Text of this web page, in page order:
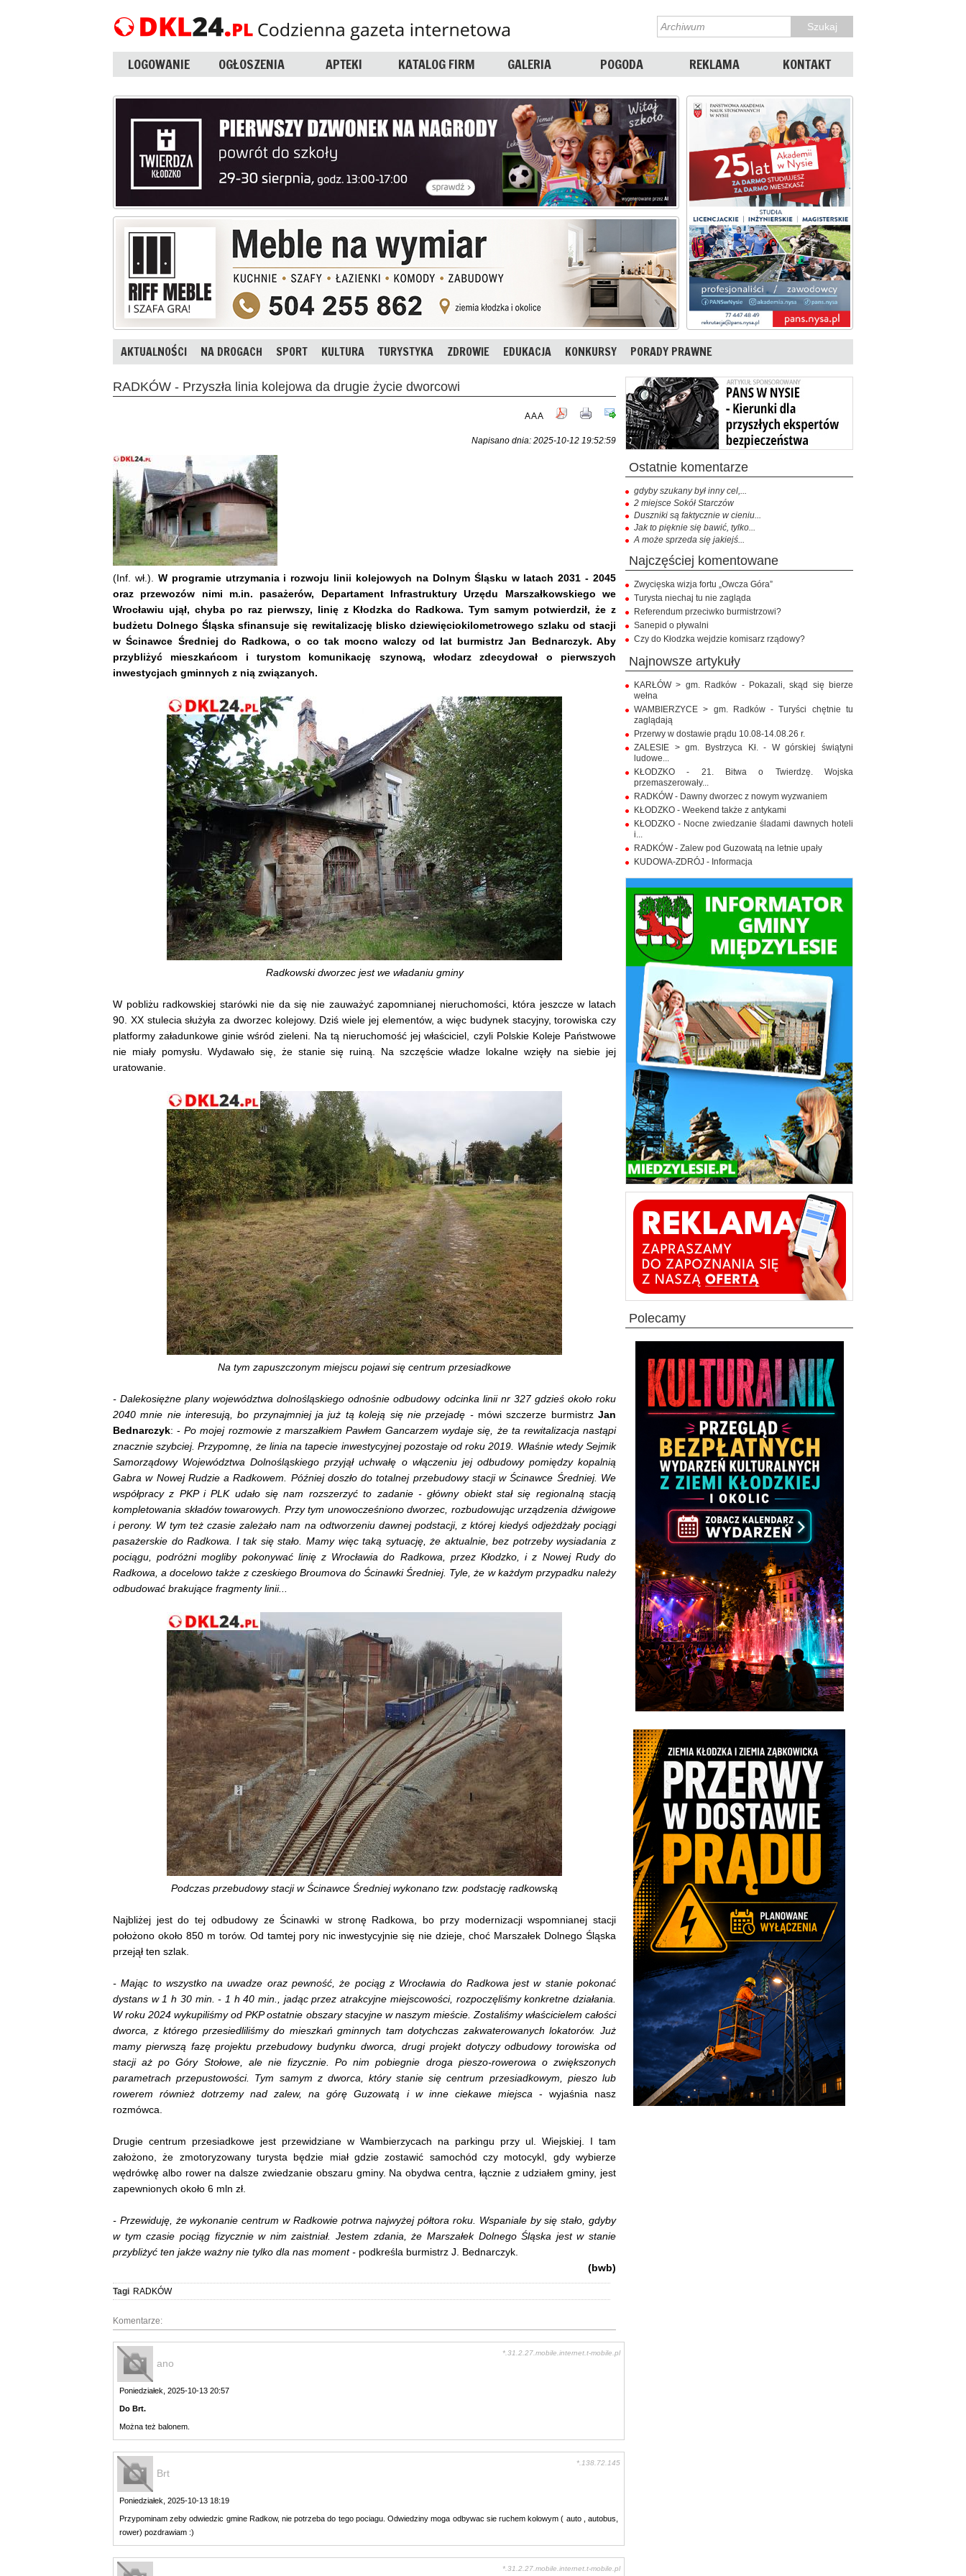
LOGOWANIE OGŁOSZENIA APTEKI KATALOG FIRM GALERIA POGODA REKLAMA KONTAKT
AKTUALNOŚCI NA DROGACH SPORT KULTURA TURYSTYKA ZDROWIE EDUKACJA KONKURSY PORADY PRAWNE
RADKÓW - Przyszła linia kolejowa da drugie życie dworcowi
AAA
Napisano dnia: 2025-10-12 19:52:59
(Inf. wł.). W programie utrzymania i rozwoju linii kolejowych na Dolnym Śląsku w latach 2031 - 2045
oraz przewozów nimi m.in. pasażerów, Departament Infrastruktury Urzędu Marszałkowskiego we
Wrocławiu ujął, chyba po raz pierwszy, linię z Kłodzka do Radkowa. Tym samym potwierdził, że z
budżetu Dolnego Śląska sfinansuje się rewitalizację blisko dziewięciokilometrowego szlaku od stacji
w Ścinawce Średniej do Radkowa, o co tak mocno walczy od lat burmistrz Jan Bednarczyk. Aby
przybliżyć mieszkańcom i turystom komunikację szynową, włodarz zdecydował o pierwszych
inwestycjach gminnych z nią związanych.
Radkowski dworzec jest we władaniu gminy
W pobliżu radkowskiej starówki nie da się nie zauważyć zapomnianej nieruchomości, która jeszcze w latach
90. XX stulecia służyła za dworzec kolejowy. Dziś wiele jej elementów, a więc budynek stacyjny, torowiska czy
platformy załadunkowe ginie wśród zieleni. Na tą nieruchomość jej właściciel, czyli Polskie Koleje Państwowe
nie miały pomysłu. Wydawało się, że stanie się ruiną. Na szczęście władze lokalne wzięły na siebie jej
uratowanie.
Na tym zapuszczonym miejscu pojawi się centrum przesiadkowe
- Dalekosiężne plany województwa dolnośląskiego odnośnie odbudowy odcinka linii nr 327 gdzieś około roku
2040 mnie nie interesują, bo przynajmniej ja już tą koleją się nie przejadę -mówi szczerze burmistrzJan
Bednarczyk: -Po mojej rozmowie z marszałkiem Pawłem Gancarzem wydaje się, że ta rewitalizacja nastąpi
znacznie szybciej. Przypomnę, że linia na tapecie inwestycyjnej pozostaje od roku 2019. Właśnie wtedy Sejmik
Samorządowy Województwa Dolnośląskiego przyjął uchwałę o włączeniu jej odbudowy pomiędzy kopalnią
Gabra w Nowej Rudzie a Radkowem. Później doszło do totalnej przebudowy stacji w Ścinawce Średniej. We
współpracy z PKP i PLK udało się nam rozszerzyć to zadanie - główny obiekt stał się regionalną stacją
kompletowania składów towarowych. Przy tym unowocześniono dworzec, rozbudowując urządzenia dźwigowe
i perony. W tym też czasie zależało nam na odtworzeniu dawnej podstacji, z której kiedyś odjeżdżały pociągi
pasażerskie do Radkowa. I tak się stało. Mamy więc taką sytuację, że aktualnie, bez potrzeby wysiadania z
pociągu, podróżni mogliby pokonywać linię z Wrocławia do Radkowa, przez Kłodzko, i z Nowej Rudy do
Radkowa, a docelowo także z czeskiego Broumova do Ścinawki Średniej. Tyle, że w każdym przypadku należy
odbudować brakujące fragmenty linii...
Podczas przebudowy stacji w Ścinawce Średniej wykonano tzw. podstację radkowską
Najbliżej jest do tej odbudowy ze Ścinawki w stronę Radkowa, bo przy modernizacji wspomnianej stacji
położono około 850 m torów. Od tamtej pory nic inwestycyjnie się nie dzieje, choć Marszałek Dolnego Śląska
przejął ten szlak.
- Mając to wszystko na uwadze oraz pewność, że pociąg z Wrocławia do Radkowa jest w stanie pokonać
dystans w 1 h 30 min. - 1 h 40 min., jadąc przez atrakcyjne miejscowości, rozpoczęliśmy konkretne działania.
W roku 2024 wykupiliśmy od PKP ostatnie obszary stacyjne w naszym mieście. Zostaliśmy właścicielem całości
dworca, z którego przesiedliliśmy do mieszkań gminnych tam dotychczas zakwaterowanych lokatorów. Już
mamy pierwszą fazę projektu przebudowy budynku dworca, drugi projekt dotyczy odbudowy torowiska od
stacji aż po Góry Stołowe, ale nie fizycznie. Po nim pobiegnie droga pieszo-rowerowa o zwiększonych
parametrach przepustowości. Tym samym z dworca, który stanie się centrum przesiadkowym, pieszo lub
rowerem również dotrzemy nad zalew, na górę Guzowatą i w inne ciekawe miejsca - wyjaśnia nasz
rozmówca.
Drugie centrum przesiadkowe jest przewidziane w Wambierzycach na parkingu przy ul. Wiejskiej. I tam
założono, że zmotoryzowany turysta będzie miał gdzie zostawić samochód czy motocykl, gdy wybierze
wędrówkę albo rower na dalsze zwiedzanie obszaru gminy. Na obydwa centra, łącznie z udziałem gminy, jest
zapewnionych około 6 mln zł.
- Przewiduję, że wykonanie centrum w Radkowie potrwa najwyżej półtora roku. Wspaniale by się stało, gdyby
w tym czasie pociąg fizycznie w nim zaistniał. Jestem zdania, że Marszałek Dolnego Śląska jest w stanie
przybliżyć ten jakże ważny nie tylko dla nas moment - podkreśla burmistrz J. Bednarczyk.
(bwb)
Tagi RADKÓW
Komentarze:
ano
*.31.2.27.mobile.internet.t-mobile.pl
Poniedziałek, 2025-10-13 20:57
Do Brt.
Można też balonem.
Brt
*.138.72.145
Poniedziałek, 2025-10-13 18:19
Przypominam zeby odwiedzic gmine Radkow, nie potrzeba do tego pociagu. Odwiedziny moga odbywac sie ruchem kolowym ( auto , autobus,
rower) pozdrawiam :)
*.31.2.27.mobile.internet.t-mobile.pl
ostatnie komentarze
gdyby szukany był inny cel,...
2 miejsce Sokół Starczów
Duszniki są faktycznie w cieniu...
Jak to pięknie się bawić, tylko...
A może sprzeda się jakiejś...
najczęściej komentowane
Zwycięska wizja fortu „Owcza Góra”
Turysta niechaj tu nie zagląda
Referendum przeciwko burmistrzowi?
Sanepid o pływalni
Czy do Kłodzka wejdzie komisarz rządowy?
najnowsze artykuły
KARŁÓW > gm. Radków - Pokazali, skąd się bierze
wełna
WAMBIERZYCE > gm. Radków - Turyści chętnie tu
zaglądają
Przerwy w dostawie prądu 10.08-14.08.26 r.
ZALESIE > gm. Bystrzyca Kł. - W górskiej świątyni
ludowe...
KŁODZKO - 21. Bitwa o Twierdzę. Wojska
przemaszerowały...
RADKÓW - Dawny dworzec z nowym wyzwaniem
KŁODZKO - Weekend także z antykami
KŁODZKO - Nocne zwiedzanie śladami dawnych hoteli
i...
RADKÓW - Zalew pod Guzowatą na letnie upały
KUDOWA-ZDRÓJ - Informacja
polecamy